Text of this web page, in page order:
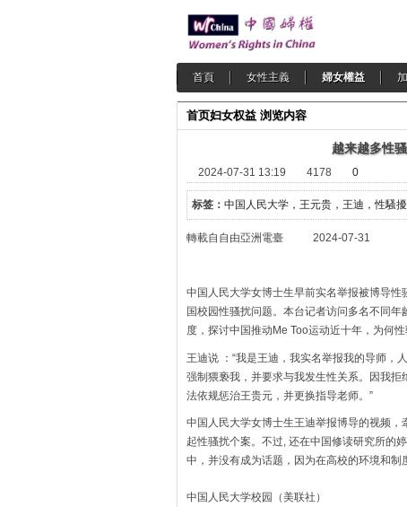
首頁 女性主義 婦女權益
首页妇女权益 浏览内容
越来越多性
2024-07-31 13:19 4178 0
标签： 中国人民大学，王元贵，王迪，性騷擾
轉載自自由亞洲電臺 2024-07-31
中国人民大学女博士生早前实名举报被博导
国校园性骚扰问题。本台记者访问多名不同
度，探讨中国推动Me Too运动近十年，为何
王迪说 ：“我是王迪，我实名举报我的导师，
强制猥亵我，并要求与我发生性关系。因我
法依规惩治王贵元，并更换指导老师。”
中国人民大学女博士生王迪举报博导的视频
起性骚扰个案。不过, 还在中国修读研究所的
中，并没有成为话题，因为在高校的环境和制
中国人民大学校园（美联社）